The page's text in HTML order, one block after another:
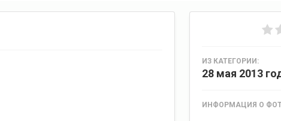
ИЗ КАТЕГОРИИ:
28 мая 2013
ИНФОРМАЦИЯ О